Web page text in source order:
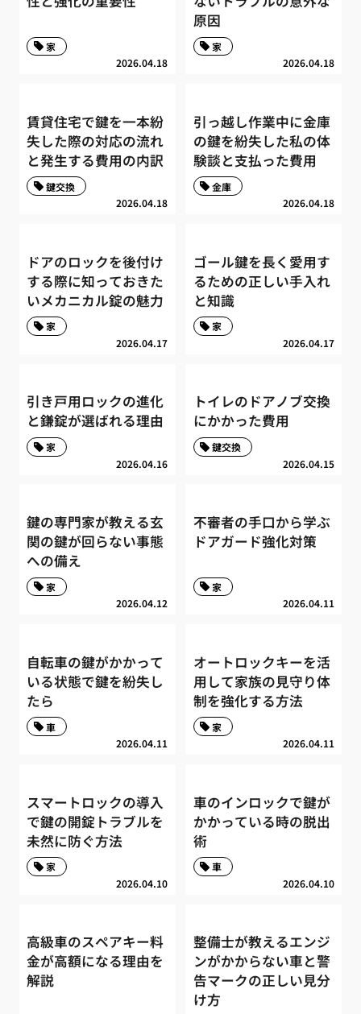
2026.04.18
家
原因
2026.04.18
家
賃貸住宅で鍵を一本紛
失した際の対応の流れ
と発生する費用の内訳
2026.04.18
鍵交換
引っ越し作業中に金庫
の鍵を紛失した私の体
験談と支払った費用
2026.04.18
金庫
ドアのロックを後付け
する際に知っておきた
いメカニカル錠の魅力
2026.04.17
家
ゴール鍵を長く愛用す
るための正しい手入れ
と知識
2026.04.17
家
引き戸用ロックの進化
と鎌錠が選ばれる理由
2026.04.16
家
トイレのドアノブ交換
にかかった費用
2026.04.15
鍵交換
鍵の専門家が教える玄
関の鍵が回らない事態
への備え
2026.04.12
家
不審者の手口から学ぶ
ドアガード強化対策
2026.04.11
家
自転車の鍵がかかって
いる状態で鍵を紛失し
たら
2026.04.11
車
オートロックキーを活
用して家族の見守り体
制を強化する方法
2026.04.11
家
スマートロックの導入
で鍵の開錠トラブルを
未然に防ぐ方法
2026.04.10
家
車のインロックで鍵が
かかっている時の脱出
術
2026.04.10
車
高級車のスペアキー料
金が高額になる理由を
解説
整備士が教えるエンジ
ンがかからない車と警
告マークの正しい見分
け方